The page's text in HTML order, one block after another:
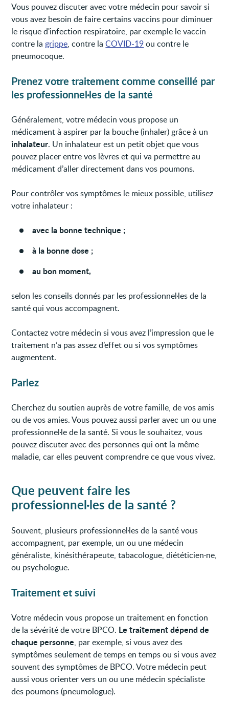
Vous pouvez discuter avec votre médecin pour savoir si
vous avez besoin de faire certains vaccins pour diminuer
le risque d'infection respiratoire, par exemple le vaccin
contre la grippe, contre laCOVID-19ou contre le
pneumocoque.
Prenez votre traitement comme conseillé par
les professionnel·les de la santé
Généralement, votre médecin vous propose un
médicament à aspirer par la bouche (inhaler) grâce à un
inhalateur. Un inhalateur est un petit objet que vous
pouvez placer entre vos lèvres et qui va permettre au
médicament d’aller directement dans vos poumons.
Pour contrôler vos symptômes le mieux possible, utilisez
votre inhalateur :
avec la bonne technique ;
à la bonne dose ;
au bon moment,
selon les conseils donnés par les professionnel·les de la
santé qui vous accompagnent.
Contactez votre médecin si vous avez l’impression que le
traitement n’a pas assez d’effet ou si vos symptômes
augmentent.
Parlez
Cherchez du soutien auprès de votre famille, de vos amis
ou de vos amies. Vous pouvez aussi parler avec un ou une
professionnel·le de la santé. Si vous le souhaitez, vous
pouvez discuter avec des personnes qui ont la même
maladie, car elles peuvent comprendre ce que vous vivez.
Que peuvent faire les
professionnel·les de la santé ?
Souvent, plusieurs professionnel·les de la santé vous
accompagnent, par exemple, un ou une médecin
généraliste, kinésithérapeute, tabacologue, diététicien·ne,
ou psychologue.
Traitement et suivi
Votre médecin vous propose un traitement en fonction
de la sévérité de votre BPCO. Le traitement dépend de
chaque personne, par exemple, si vous avez des
symptômes seulement de temps en temps ou si vous avez
souvent des symptômes de BPCO. Votre médecin peut
aussi vous orienter vers un ou une médecin spécialiste
des poumons (pneumologue).